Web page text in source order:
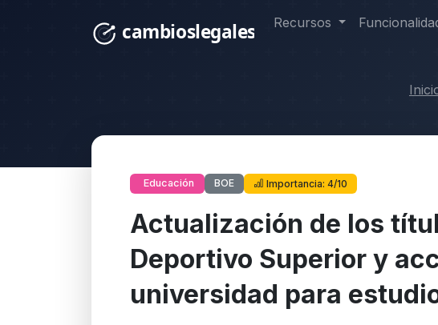
Recursos
Educación BOE Importancia: 4/10
Actualización de los
Deportivo Superior y
universidad para